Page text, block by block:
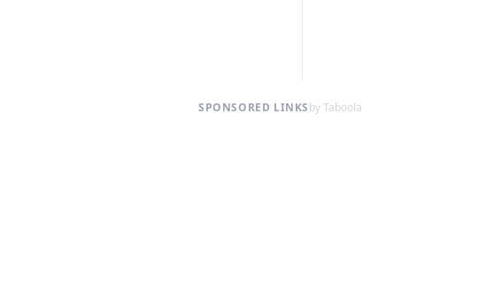
SPONSORED LINKSby Taboola